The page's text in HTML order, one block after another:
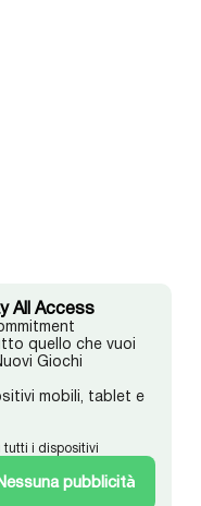
All Access
quello che vuoi
Giochi
mobili, tablet e
tutti i dispositivi
pubblicità